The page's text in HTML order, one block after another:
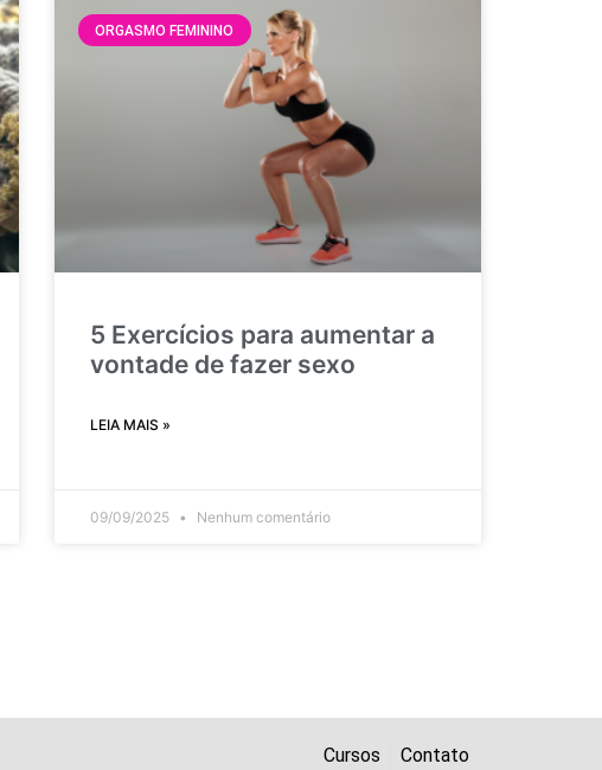
ORGASMO FEMININO
5 Exercícios para aumentar a
vontade de fazer sexo
LEIA MAIS »
09/09/2025 Nenhum comentário
Cursos Contato